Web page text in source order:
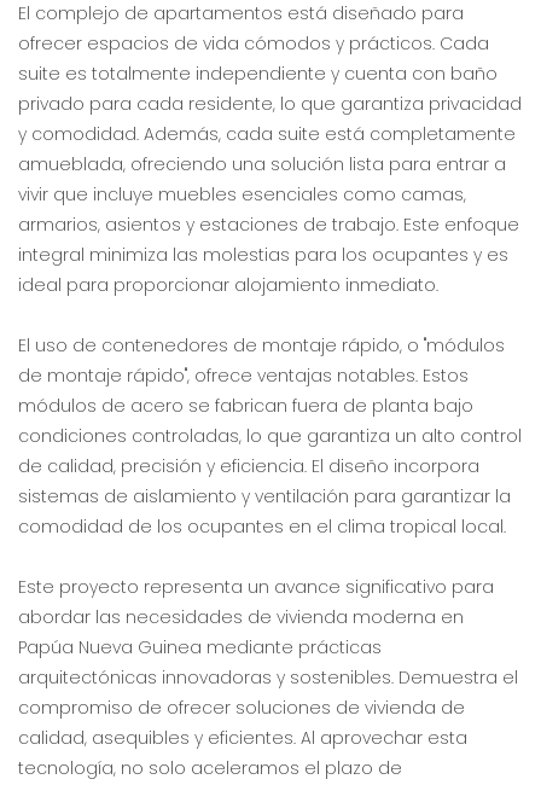
El complejo de apartamentos está diseñado para
ofrecer espacios de vida cómodos y prácticos. Cada
suite es totalmente independiente y cuenta con baño
privado para cada residente, lo que garantiza privacidad
y comodidad. Además, cada suite está completamente
amueblada, ofreciendo una solución lista para entrar a
vivir que incluye muebles esenciales como camas,
armarios, asientos y estaciones de trabajo. Este enfoque
integral minimiza las molestias para los ocupantes y es
ideal para proporcionar alojamiento inmediato.
El uso de contenedores de montaje rápido, o "módulos
de montaje rápido", ofrece ventajas notables. Estos
módulos de acero se fabrican fuera de planta bajo
condiciones controladas, lo que garantiza un alto control
de calidad, precisión y eficiencia. El diseño incorpora
sistemas de aislamiento y ventilación para garantizar la
comodidad de los ocupantes en el clima tropical local.
Este proyecto representa un avance significativo para
abordar las necesidades de vivienda moderna en
Papúa Nueva Guinea mediante prácticas
arquitectónicas innovadoras y sostenibles. Demuestra el
compromiso de ofrecer soluciones de vivienda de
calidad, asequibles y eficientes. Al aprovechar esta
tecnología, no solo aceleramos el plazo de